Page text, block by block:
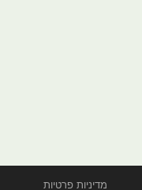
מדיניות פרטיות